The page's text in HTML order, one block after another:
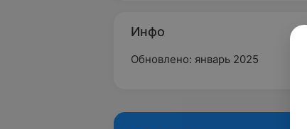
Инфо
Обновлено: январь 2025